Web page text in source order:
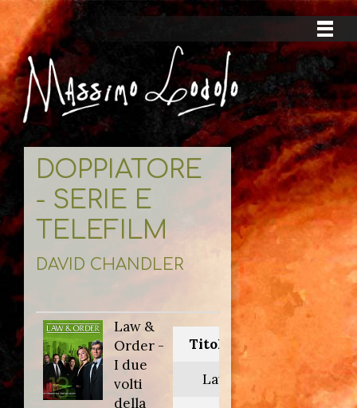
DOPPIATORE
- SERIE E
TELEFILM
DAVID CHANDLER
Law &
Order -
I due
volti
della
Titolo originale:
Law & Order